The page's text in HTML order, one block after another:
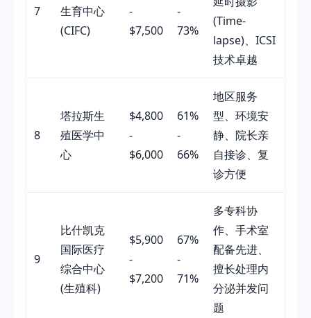
7
生育中心
(CIFC)
-
$7,500
-
73%
(Time-
lapse)、ICSI
技术卓越
8
塔拉斯生
殖医学中
心
$4,800
-
$6,000
61%
-
66%
地区服务
型、环境安
静、院长亲
自接诊、复
诊方便
9
比什凯克
国际医疗
综合中心
(生殖科)
$5,900
-
$7,200
67%
-
71%
多专科协
作、手术室
配备先进、
擅长处理内
分泌并发问
题